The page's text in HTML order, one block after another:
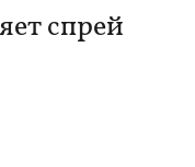
спрей